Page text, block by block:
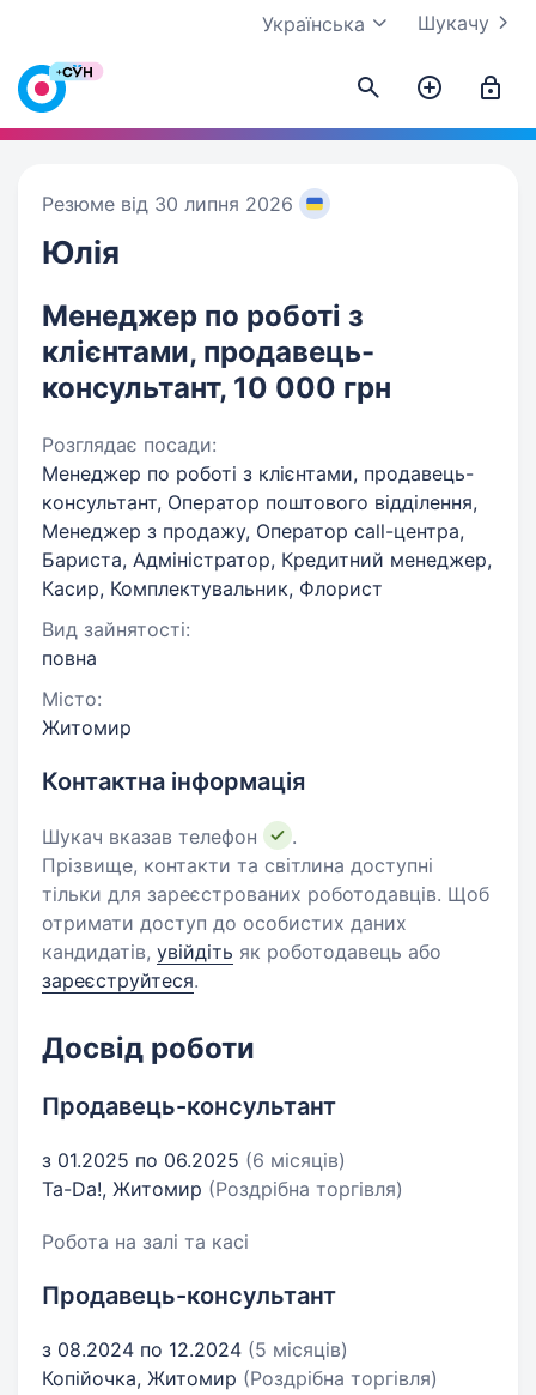
Шукачу
Українська
Резюме від 30 липня 2026
Юлія
Менеджер по роботі з
клієнтами, продавець-
консультант, 10 000 грн
Розглядає посади:
Менеджер по роботі з клієнтами, продавець-
консультант, Оператор поштового відділення,
Менеджер з продажу, Оператор call-центра,
Бариста, Адміністратор, Кредитний менеджер,
Касир, Комплектувальник, Флорист
Вид зайнятості:
повна
Місто:
Житомир
Контактна інформація
Шукач вказав телефон
.
Прізвище, контакти та світлина доступні
тільки для зареєстрованих роботодавців. Щоб
отримати доступ до особистих даних
кандидатів, увійдіть як роботодавець або
зареєструйтеся.
Досвід роботи
Продавець-консультант
з 01.2025 по 06.2025 (6 місяців)
Ta-Da!, Житомир (Роздрібна торгівля)
Робота на залі та касі
Продавець-консультант
з 08.2024 по 12.2024 (5 місяців)
Копійочка, Житомир (Роздрібна торгівля)